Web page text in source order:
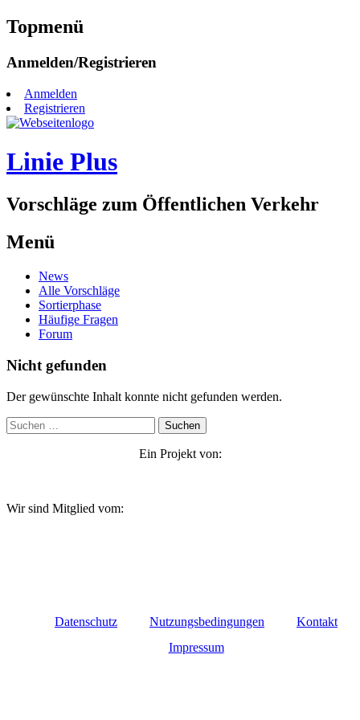
Topmenü
Zum
springen
Anmelden/Registrieren
Anmelden
Registrieren
Linie Plus
Vorschläge zum Öffentlichen Verkehr
Menü
Zum
Inhalt
springen
News
Alle Vorschläge
Sortierphase
Häufige Fragen
Forum
Nicht gefunden
Der gewünschte Inhalt konnte nicht gefunden werden.
Suchen
nach:
Ein Projekt von:
Wir sind Mitglied vom:
Datenschutz Nutzungsbedingungen
Kontakt
Impressum